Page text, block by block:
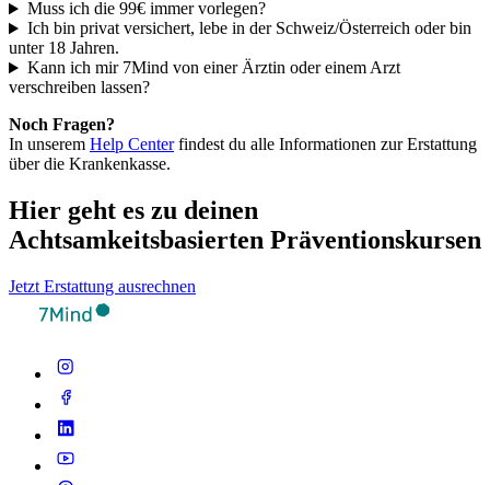
Muss ich die 99€ immer vorlegen?
Ich bin privat versichert, lebe in der Schweiz/Österreich oder bin
unter 18 Jahren.
Kann ich mir 7Mind von einer Ärztin oder einem Arzt
verschreiben lassen?
Noch Fragen?
In unserem Help Centerfindest du alle Informationen zur Erstattung
über die Krankenkasse.
Hier geht es zu deinen
Achtsamkeitsbasierten Präventionskursen
Jetzt Erstattung ausrechnen